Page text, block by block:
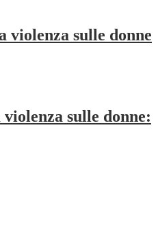
violenza sulle donne
sulle donne: